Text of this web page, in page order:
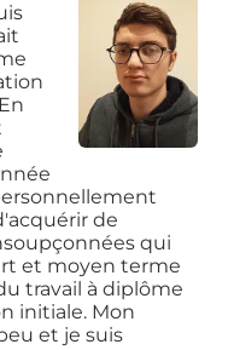
de
qui
et moyen terme
travail à diplôme
initiale. Mon
et je suis